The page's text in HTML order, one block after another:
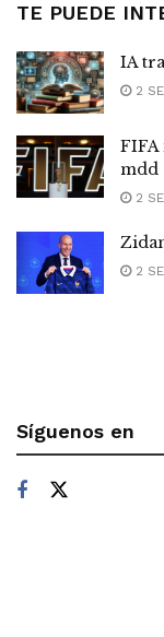
TE PUEDE
IA
2
FIFA
mdd
2
2
Síguenos en